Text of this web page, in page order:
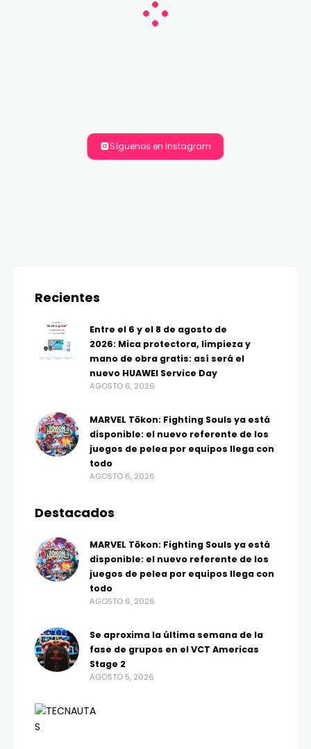
Síguenos en Instagram
Recientes
Entre el 6 y el 8 de agosto de
2026: Mica protectora, limpieza y
mano de obra gratis: así será el
nuevo HUAWEI Service Day
AGOSTO 6, 2026
MARVEL Tōkon: Fighting Souls ya está
disponible: el nuevo referente de los
juegos de pelea por equipos llega con
todo
AGOSTO 6, 2026
Destacados
MARVEL Tōkon: Fighting Souls ya está
disponible: el nuevo referente de los
juegos de pelea por equipos llega con
todo
AGOSTO 6, 2026
Se aproxima la última semana de la
fase de grupos en el VCT Americas
Stage 2
AGOSTO 5, 2026